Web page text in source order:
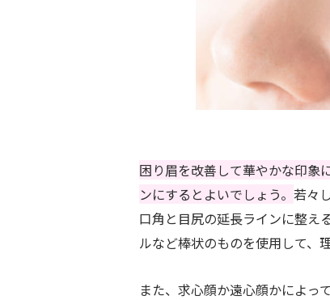
困り眉を改善して華やかな印象
ンにするとよいでしょう。 若々
口角と目尻の延長ラインに整え
ルなど棒状のものを使用して、
また、求心顔か遠心顔かによっ